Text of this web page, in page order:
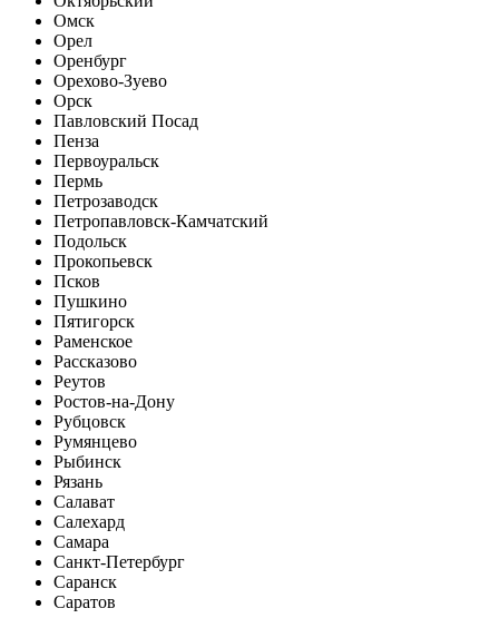
Омск
Орел
Оренбург
Орехово-Зуево
Орск
Павловский Посад
Пенза
Первоуральск
Пермь
Петрозаводск
Петропавловск-Камчатский
Подольск
Прокопьевск
Псков
Пушкино
Пятигорск
Раменское
Рассказово
Реутов
Ростов-на-Дону
Рубцовск
Румянцево
Рыбинск
Рязань
Салават
Салехард
Самара
Санкт-Петербург
Саранск
Саратов